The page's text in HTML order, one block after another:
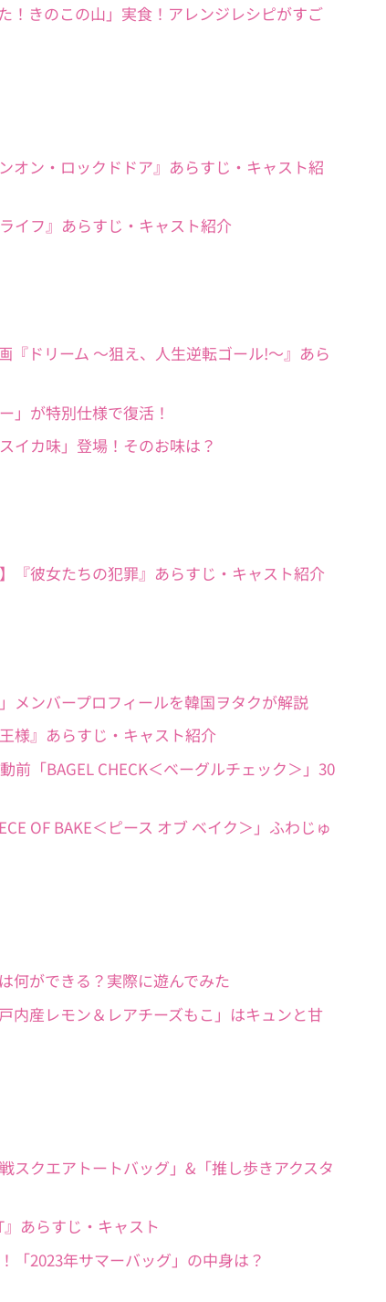
！きのこの山」実食！アレンジレシピがすご
オン・ロックドドア』あらすじ・キャスト紹
イフ』あらすじ・キャスト紹介
ドリーム 〜狙え、人生逆転ゴール!〜』あら
」が特別仕様で復活！
イカ味」登場！そのお味は？
彼女たちの犯罪』あらすじ・キャスト紹介
メンバープロフィールを韓国ヲタクが解説
様』あらすじ・キャスト紹介
「BAGEL CHECK＜ベーグルチェック＞」30
OF BAKE＜ピース オブ ベイク＞」ふわじゅ
何ができる？実際に遊んでみた
内産レモン＆レアチーズもこ」はキュンと甘
スクエアトートバッグ」&「推し歩きアクスタ
あらすじ・キャスト
「2023年サマーバッグ」の中身は？